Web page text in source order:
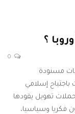
؟
مسنودة
إسلامي
تهويل يقودها
فكريا وسياسيا،